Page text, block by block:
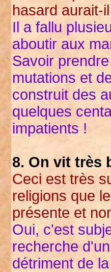
hasard aurait-
Il a fallu
aboutir aux
Savoir
mutations et
construit des
quelques
impatients !
8. On vit très
Ceci est très
religions que
présente et
Oui, c'est
recherche
détriment de